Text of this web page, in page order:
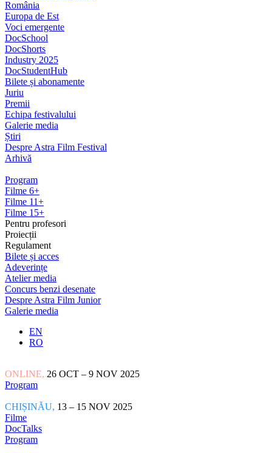
România
Europa de Est
Voci emergente
DocSchool
DocShorts
Industry 2025
DocStudentHub
Bilete și abonamente
Juriu
Premii
Echipa festivalului
Galerie media
Știri
Despre Astra Film Festival
Arhivă
Program
Filme 6+
Filme 11+
Filme 15+
Pentru profesori
Proiecții
Regulament
Bilete și acces
Adeverințe
Atelier media
Concurs benzi desenate
Despre Astra Film Junior
Galerie media
EN
RO
ONLINE, 26 OCT – 9 NOV 2025
Program
CHIȘINĂU, 13 – 15 NOV 2025
Filme
DocTalks
Program